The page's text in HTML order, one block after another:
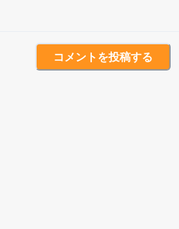
コメントを投稿する